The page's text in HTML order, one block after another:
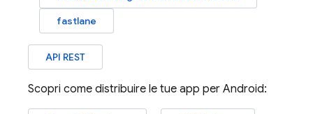
fastlane
API REST
Scopri come distribuire le tue app per Android: